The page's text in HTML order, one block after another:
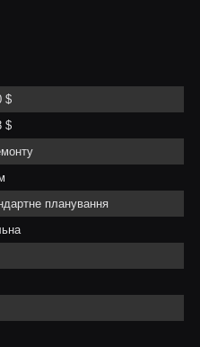
$
$
планування